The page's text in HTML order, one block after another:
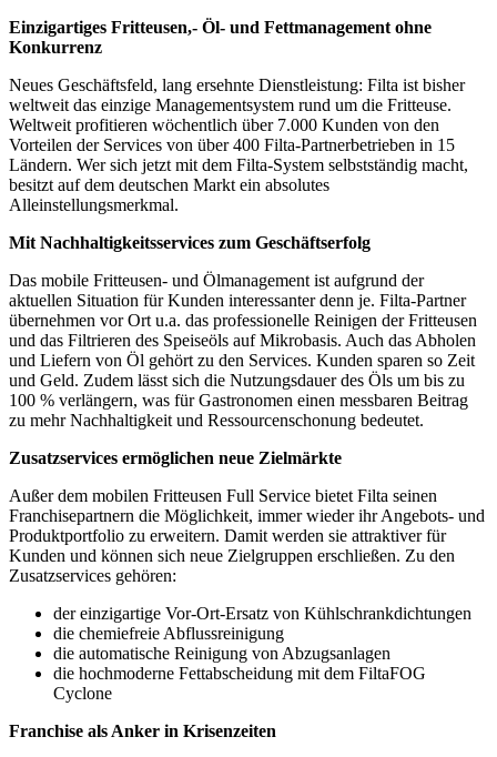
Einzigartiges Fritteusen,- Öl- und Fettmanagement ohne
Konkurrenz
Neues Geschäftsfeld, lang ersehnte Dienstleistung: Filta ist bisher
weltweit das einzige Managementsystem rund um die Fritteuse.
Weltweit profitieren wöchentlich über 7.000 Kunden von den
Vorteilen der Services von über 400 Filta-Partnerbetrieben in 15
Ländern. Wer sich jetzt mit dem Filta-System selbstständig macht,
besitzt auf dem deutschen Markt ein absolutes
Alleinstellungsmerkmal.
Mit Nachhaltigkeitsservices zum Geschäftserfolg
Das mobile Fritteusen- und Ölmanagement ist aufgrund der
aktuellen Situation für Kunden interessanter denn je. Filta-Partner
übernehmen vor Ort u.a. das professionelle Reinigen der Fritteusen
und das Filtrieren des Speiseöls auf Mikrobasis. Auch das Abholen
und Liefern von Öl gehört zu den Services. Kunden sparen so Zeit
und Geld. Zudem lässt sich die Nutzungsdauer des Öls um bis zu
100 % verlängern, was für Gastronomen einen messbaren Beitrag
zu mehr Nachhaltigkeit und Ressourcenschonung bedeutet.
Zusatzservices ermöglichen neue Zielmärkte
Außer dem mobilen Fritteusen Full Service bietet Filta seinen
Franchisepartnern die Möglichkeit, immer wieder ihr Angebots- und
Produktportfolio zu erweitern. Damit werden sie attraktiver für
Kunden und können sich neue Zielgruppen erschließen. Zu den
Zusatzservices gehören:
der einzigartige Vor-Ort-Ersatz von Kühlschrankdichtungen
die chemiefreie Abflussreinigung
die automatische Reinigung von Abzugsanlagen
die hochmoderne Fettabscheidung mit dem FiltaFOG
Cyclone
Franchise als Anker in Krisenzeiten